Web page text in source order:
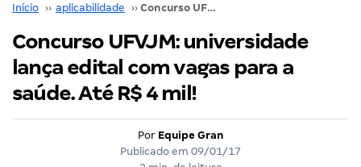
Início ›› aplicabilidade ›› Concurso UFVJM: universidade lança edital com vagas para a saúde. Até R$ 4 mil!
Concurso UFVJM: universidade
lança edital com vagas para a
saúde. Até R$ 4 mil!
Por Equipe Gran
Publicado em 09/01/17